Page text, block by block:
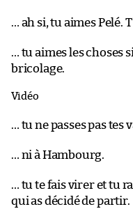
… ah si, tu aimes Pelé.
… tu aimes les choses
bricolage.
Vidéo
… tu ne passes pas tes
… ni à Hambourg.
… tu te fais virer et tu
qui as décidé de partir.